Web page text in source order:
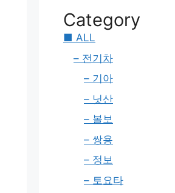
Category
■ ALL
– 전기차
– 기아
– 닛산
– 볼보
– 쌍용
– 정보
– 토요타